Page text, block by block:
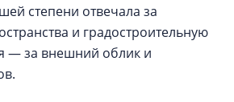
степени отвечала за
и градостроительную
— за внешний облик и